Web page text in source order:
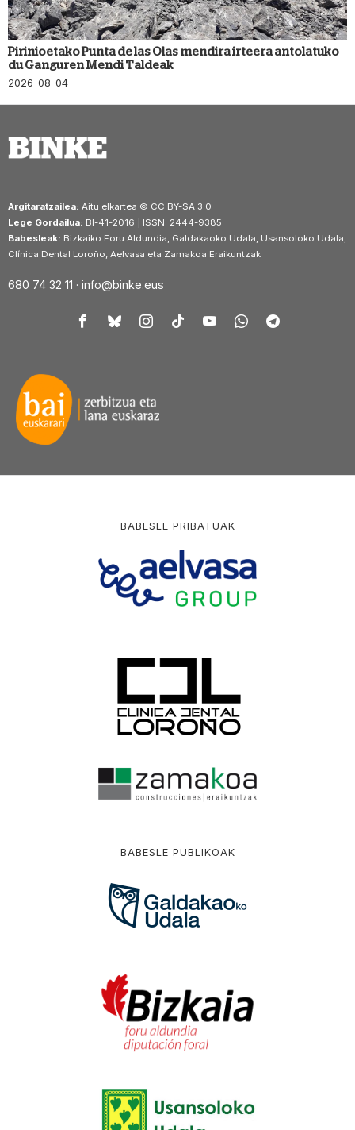
Pirinioetako Punta de las Olas mendira irteera antolatuko
du Ganguren Mendi Taldeak
2026-08-04
Argitaratzailea: Aitu elkartea © CC BY-SA 3.0
Lege Gordailua: BI-41-2016 | ISSN: 2444-9385
Babesleak: Bizkaiko Foru Aldundia, Galdakaoko Udala, Usansoloko Udala,
Clínica Dental Loroño, Aelvasa eta Zamakoa Eraikuntzak
680 74 32 11 · info@binke.eus
BABESLE PRIBATUAK
BABESLE PUBLIKOAK